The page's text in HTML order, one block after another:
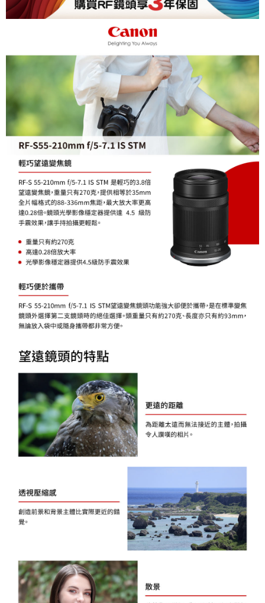
是否繳費成功／繳費後需取消欲退款等相關疑問，請聯繫「AFTEE先享後付
客戶支援中心」
https://netprotections.freshdesk.com/support/home
１．透過由恩沛科技股份有限公司提供之「AFTEE先享後付」服務完成之交
易，需依本服務之必要範圍內提供個人資料，並將交易相關給付款項請求債
權轉讓予恩沛科技股份有限公司。
２．關於個人資料處理事宜，請瀏覽以下網址：
https://aftee.tw/terms/#terms3
３．未成年的使用者請事先徵得法定代理人或監護人之同意方可使用
「AFTEE先享後付」，若未經同意申辦者引起之損失，本公司不負相關責
任。
４．使用「AFTEE先享後付」時，將依據個別帳號之用戶狀況，依本公司即
時審查核予不同之上限額度；若仍有額度不足之情形，本公司將視審查結果
５．嚴禁一人註冊多個帳號或使用他人資訊註冊。若發現惡意使用之情形，
恩沛科技股份有限公司將有權停止該用戶之使用額度並採取法律行動。
每筆NT$75，滿NT$399(含以上)免運費